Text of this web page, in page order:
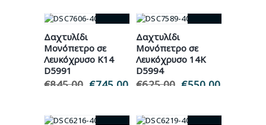
Δαχτυλίδι
Μονόπετρο σε
Λευκόχρυσο Κ14
D5991
€845.00 Original
€845.00.
€745.00 Η
είναι:
Δαχτυλίδι
Μονόπετρο σε
Λευκόχρυσο 14Κ
D5994
€625.00 Original
€625.00.
€550.00
είναι: